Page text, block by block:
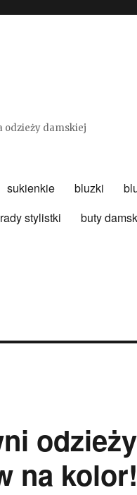
odzieży damskiej
sukienkie bluzki
stylistki buty
odzieży
na kolor!